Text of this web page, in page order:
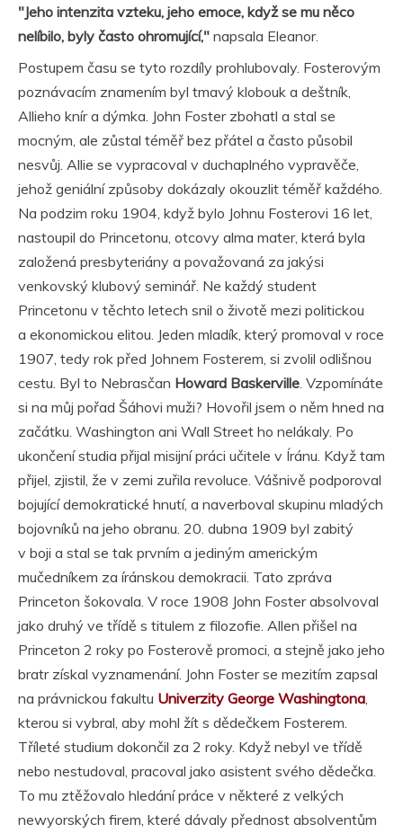
"Jeho intenzita vzteku, jeho emoce, když se mu něco
nelíbilo, byly často ohromující," napsala Eleanor.
Postupem času se tyto rozdíly prohlubovaly. Fosterovým
poznávacím znamením byl tmavý klobouk a deštník,
Allieho knír a dýmka. John Foster zbohatl a stal se
mocným, ale zůstal téměř bez přátel a často působil
nesvůj. Allie se vypracoval v duchaplného vypravěče,
jehož geniální způsoby dokázaly okouzlit téměř každého.
Na podzim roku 1904, když bylo Johnu Fosterovi 16 let,
nastoupil do Princetonu, otcovy alma mater, která byla
založená presbyteriány a považovaná za jakýsi
venkovský klubový seminář. Ne každý student
Princetonu v těchto letech snil o životě mezi politickou
a ekonomickou elitou. Jeden mladík, který promoval v roce
1907, tedy rok před Johnem Fosterem, si zvolil odlišnou
cestu. Byl to Nebrasčan Howard Baskerville . Vzpomínáte
si na můj pořad Šáhovi muži? Hovořil jsem o něm hned na
začátku. Washington ani Wall Street ho nelákaly. Po
ukončení studia přijal misijní práci učitele v Íránu. Když tam
přijel, zjistil, že v zemi zuřila revoluce. Vášnivě podporoval
bojující demokratické hnutí, a naverboval skupinu mladých
bojovníků na jeho obranu. 20. dubna 1909 byl zabitý
v boji a stal se tak prvním a jediným americkým
mučedníkem za íránskou demokracii. Tato zpráva
Princeton šokovala. V roce 1908 John Foster absolvoval
jako druhý ve třídě s titulem z filozofie. Allen přišel na
Princeton 2 roky po Fosterově promoci, a stejně jako jeho
bratr získal vyznamenání. John Foster se mezitím zapsal
na právnickou fakultu Univerzity George Washingtona
kterou si vybral, aby mohl žít s dědečkem Fosterem.
Tříleté studium dokončil za 2 roky. Když nebyl ve třídě
nebo nestudoval, pracoval jako asistent svého dědečka.
To mu ztěžovalo hledání práce v některé z velkých
newyorských firem, které dávaly přednost absolventům